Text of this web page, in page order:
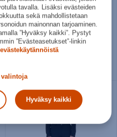
Rukka
89,95€
Norm. hinta:129,95€
30pv alin hinta: 89,95€
tavalla. Lisäksi evästeiden
sekä mahdollistetaan
mainonnan tarjoaminen.
”Hyväksy kaikki”. Pystyt
”Evästeasetukset”-linkin
Hyväksy kaikki